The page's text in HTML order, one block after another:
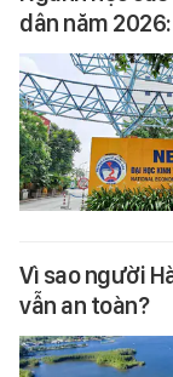
dân năm
Vì sao người
vẫn an toàn?